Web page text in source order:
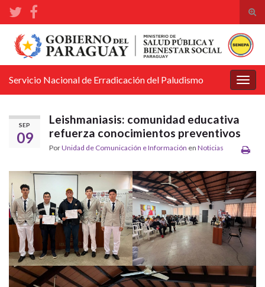
el
de
Search for:
la
Servicio Nacional de Erradicación del Paludismo
SEP
09
Leishmaniasis: comunidad educativa
refuerza conocimientos preventivos
PorUnidad de Comunicación e Información en Noticias